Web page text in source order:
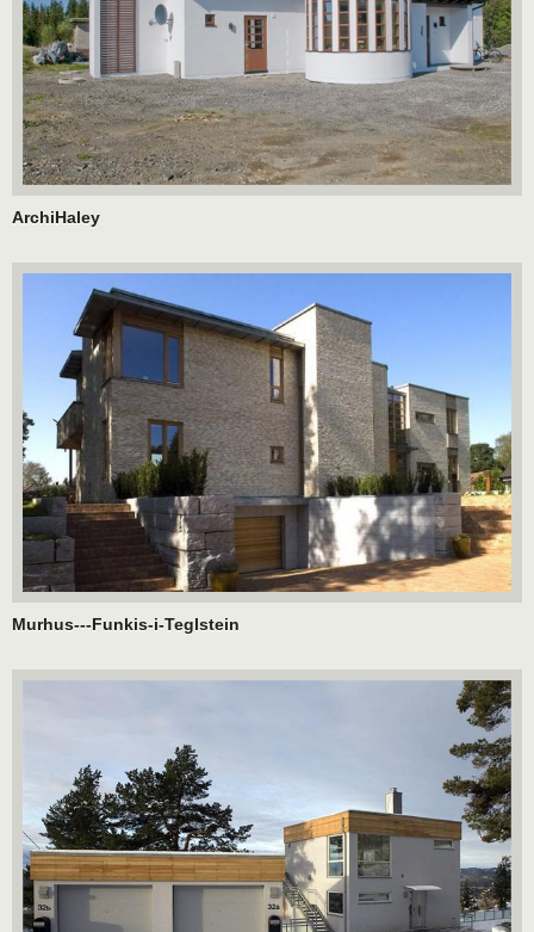
ArchiHaley
Murhus---Funkis-i-Teglstein